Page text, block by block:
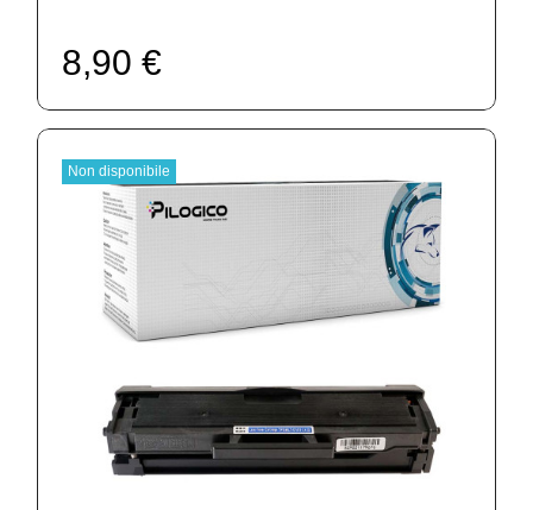
8,90 €
Non disponibile